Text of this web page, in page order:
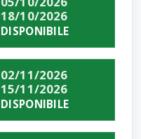
18/10/2026
DISPONIBILE
02/11/2026
15/11/2026
DISPONIBILE